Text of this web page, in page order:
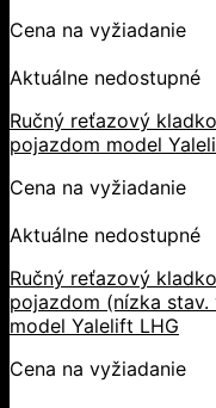
Cena na vyžiadanie
Aktuálne nedostupné
Ručný reťazový
pojazdom model
Cena na vyžiadanie
Aktuálne nedostupné
Ručný reťazový
pojazdom (nízka stav.
model Yalelift LHG
Cena na vyžiadanie